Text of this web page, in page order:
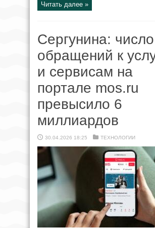
Читать далее »
Сергунина: число
обращений к
и сервисам на
портале mos.ru
превысило 6
миллиардов
30.04.2026 18:25 ТЕХНОЛОГИИ